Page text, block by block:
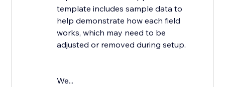
template includes sample data to
help demonstrate how each field
works, which may need to be
adjusted or removed during setup.
We...